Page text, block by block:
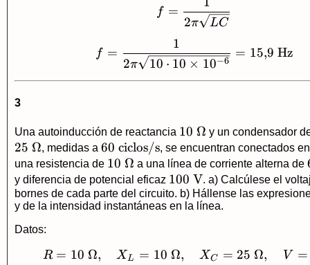
f =
2π LC
f =
2π 10 ⋅ 10 × 10−6
1
= 15,9 Hz
3
Una autoinducción de reactancia 10\
\Omega
10 Ω y un condensador
25 Ω, medidas a 60\
\text{ciclos/s}
60 ciclos/s, se encuentran conectados
una resistencia de 10\
\Omega
10 Ω a una línea de corriente alterna de
y diferencia de potencial eficaz 100\
\text{V}
100 V. a) Calcúlese el
bornes de cada parte del circuito. b) Hállense las
y de la intensidad instantáneas en la línea.
Datos:
R=10\
R = 10 Ω, XL = 10 Ω, XC = 25 Ω, V =